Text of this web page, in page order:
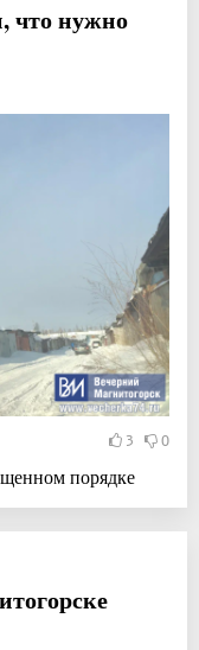
что нужно
3 0
порядке